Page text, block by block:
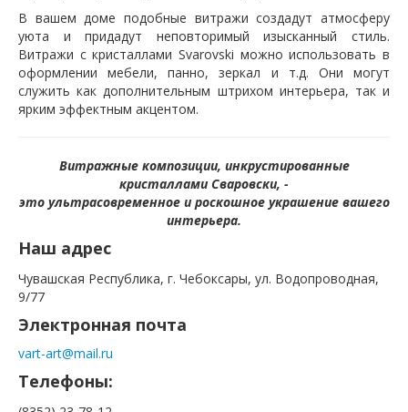
В вашем доме подобные витражи создадут атмосферу
уюта и придадут неповторимый изысканный стиль.
Витражи с кристаллами Svarovski можно использовать в
оформлении мебели, панно, зеркал и т.д. Они могут
служить как дополнительным штрихом интерьера, так и
ярким эффектным акцентом.
Витражные композиции, инкрустированные
кристаллами Сваровски, -
это ультрасовременное и роскошное украшение вашего
интерьера.
Наш адрес
Чувашская Республика, г. Чебоксары, ул. Водопроводная,
9/77
Электронная почта
vart-art@mail.ru
Телефоны: